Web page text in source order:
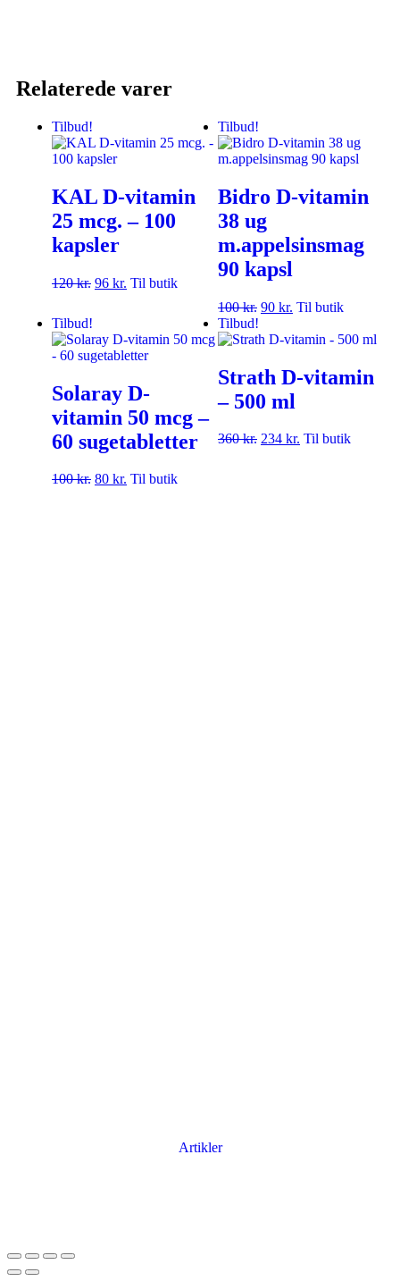
Relaterede varer
Tilbud!
KAL D-vitamin
25 mcg. – 100
kapsler
120kr. 96 kr. Til butik
Tilbud!
Bidro D-vitamin
38 ug
m.appelsinsmag
90 kapsl
100kr. 90 kr. Til butik
Tilbud!
Solaray D-
vitamin 50 mcg –
60 sugetabletter
100kr. 80 kr. Til butik
Tilbud!
Strath D-vitamin
– 500 ml
360kr. 234 kr. Til butik
Artikler